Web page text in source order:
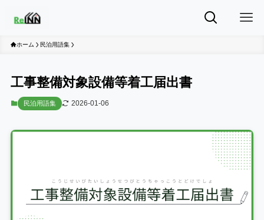
ホーム 民泊用語集
工事整備対象設備等着工届出書
民泊用語集 2026-01-06